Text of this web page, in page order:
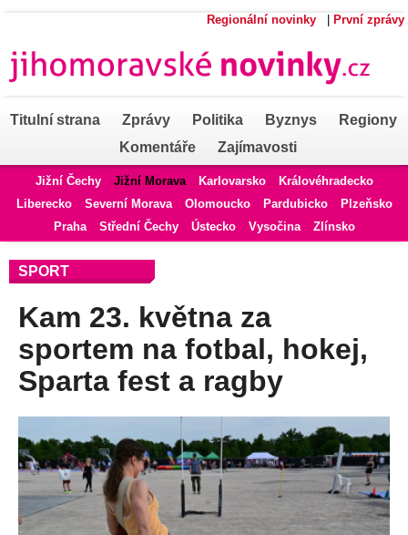
Regionální novinky První zprávy
Titulní strana Zprávy Politika Byznys
Regiony
Komentáře
Zajímavosti
Jižní Čechy Jižní Morava Karlovarsko
Královéhradecko
Liberecko
Severní Morava Olomoucko Pardubicko
Plzeňsko
Praha
Střední Čechy Ústecko Vysočina Zlínsko
SPORT
Kam 23. května za
sportem na fotbal, hokej,
Sparta fest a ragby